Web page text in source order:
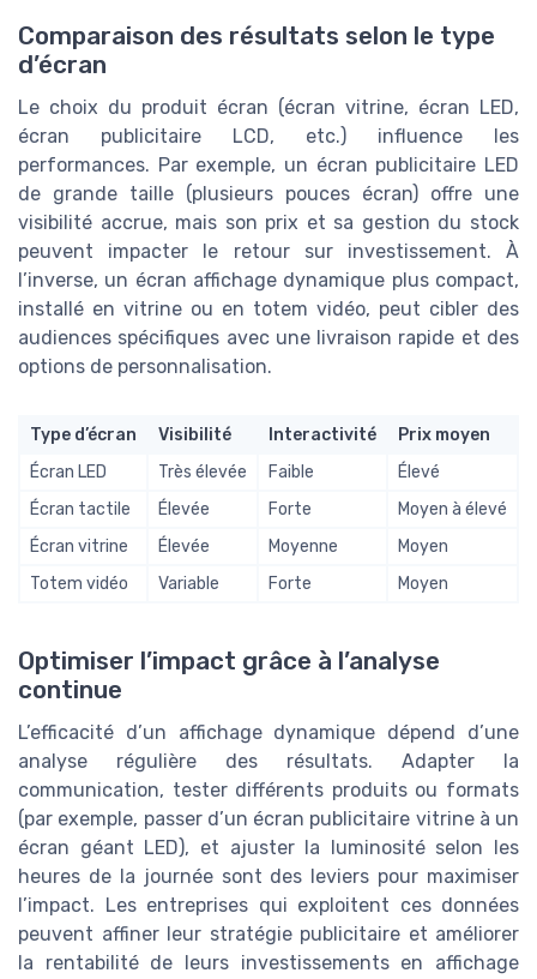
Comparaison des résultats selon le type
d’écran
Le choix du produit écran (écran vitrine, écran LED,
écran publicitaire LCD, etc.) influence les
performances. Par exemple, un écran publicitaire LED
de grande taille (plusieurs pouces écran) offre une
visibilité accrue, mais son prix et sa gestion du stock
peuvent impacter le retour sur investissement. À
l’inverse, un écran affichage dynamique plus compact,
installé en vitrine ou en totem vidéo, peut cibler des
audiences spécifiques avec une livraison rapide et des
options de personnalisation.
Type d’écran Visibilité Interactivité
Prix moyen
Écran LED
Très élevée Faible
Élevé
Écran tactile
Élevée Forte
Moyen à élevé
Écran vitrine
Élevée Moyenne
Moyen
Totem vidéo
Variable Forte Moyen
Optimiser l’impact grâce à l’analyse
continue
L’efficacité d’un affichage dynamique dépend d’une
analyse régulière des résultats. Adapter la
communication, tester différents produits ou formats
(par exemple, passer d’un écran publicitaire vitrine à un
écran géant LED), et ajuster la luminosité selon les
heures de la journée sont des leviers pour maximiser
l’impact. Les entreprises qui exploitent ces données
peuvent affiner leur stratégie publicitaire et améliorer
la rentabilité de leurs investissements en affichage